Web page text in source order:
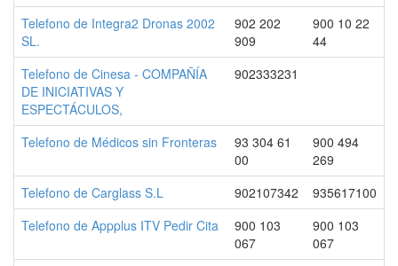
Telefono de Integra2 Dronas 2002
SL.
902 202
909
900 10 22
44
Telefono de Cinesa - COMPAÑÍA
DE INICIATIVAS Y
ESPECTÁCULOS,
902333231
Telefono de Médicos sin Fronteras
93 304 61
00
900 494
269
Telefono de Carglass S.L
902107342
935617100
Telefono de Appplus ITV Pedir Cita
900 103
067
900 103
067